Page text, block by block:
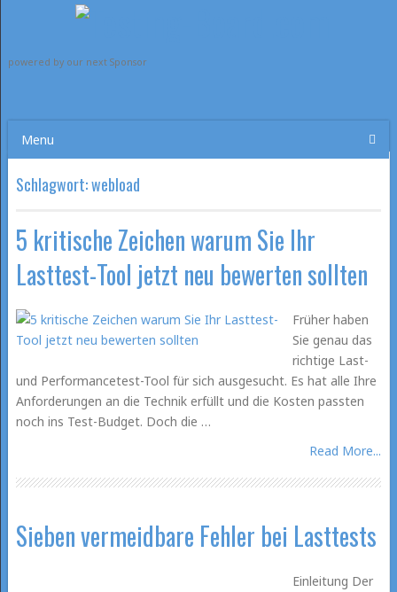
powered by our next Sponsor
Menu
Schlagwort:webload
5 kritische Zeichen warum Sie Ihr
Lasttest-Tool jetzt neu bewerten sollten
Früher haben
Sie genau das
richtige Last-
und Performancetest-Tool für sich ausgesucht. Es hat alle Ihre
Anforderungen an die Technik erfüllt und die Kosten passten
noch ins Test-Budget. Doch die …
Read More...
Sieben vermeidbare Fehler bei Lasttests
Einleitung Der